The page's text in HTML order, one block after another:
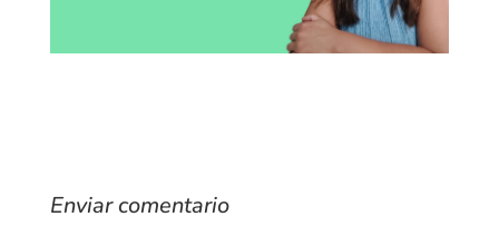
Enviar comentario